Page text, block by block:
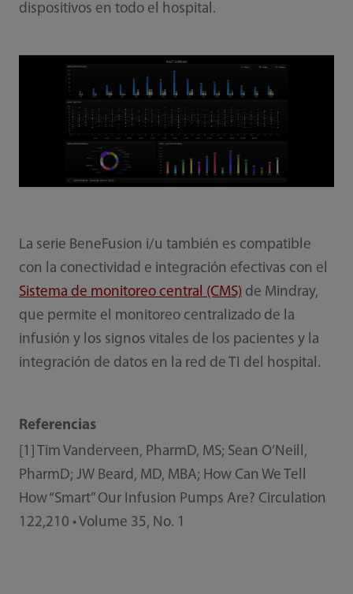
dispositivos en todo el hospital.
La serie BeneFusion i/u también es compatible
con la conectividad e integración efectivas con el
Sistema de monitoreo central (CMS) de Mindray,
que permite el monitoreo centralizado de la
infusión y los signos vitales de los pacientes y la
integración de datos en la red de TI del hospital.
Referencias
[1] Tim Vanderveen, PharmD, MS; Sean O’Neill,
PharmD; JW Beard, MD, MBA; How Can We Tell
How “Smart” Our Infusion Pumps Are? Circulation
122,210 • Volume 35, No. 1